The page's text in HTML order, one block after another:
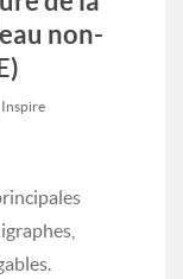
non-
Inspire